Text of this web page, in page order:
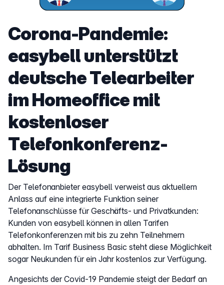
Corona-Pandemie:
easybell unterstützt
deutsche Telearbeiter
im Homeoffice mit
kostenloser
Telefonkonferenz-
Lösung
Der Telefonanbieter easybell verweist aus aktuellem
Anlass auf eine integrierte Funktion seiner
Telefonanschlüsse für Geschäfts- und Privatkunden:
Kunden von easybell können in allen Tarifen
Telefonkonferenzen mit bis zu zehn Teilnehmern
abhalten. Im Tarif Business Basic steht diese Möglichkeit
sogar Neukunden für ein Jahr kostenlos zur Verfügung.
Angesichts der Covid-19 Pandemie steigt der Bedarf an